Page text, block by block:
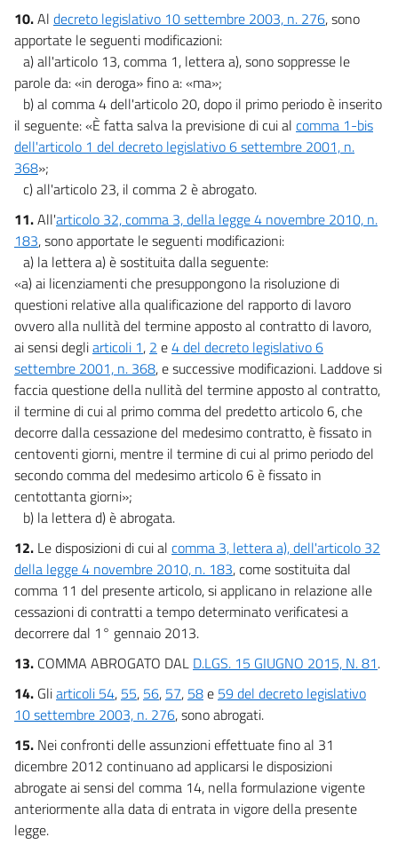
10.Al decreto legislativo 10 settembre 2003, n. 276, sono
apportate le seguenti modificazioni:
a) all'articolo 13, comma 1, lettera a), sono soppresse le
parole da: «in deroga» fino a: «ma»;
b) al comma 4 dell'articolo 20, dopo il primo periodo è inserito
il seguente: «È fatta salva la previsione di cui al comma 1-bis
dell'articolo 1 del decreto legislativo 6 settembre 2001, n.
368»;
c) all'articolo 23, il comma 2 è abrogato.
11.All'articolo 32, comma 3, della legge 4 novembre 2010, n.
183, sono apportate le seguenti modificazioni:
a) la lettera a) è sostituita dalla seguente:
«a) ai licenziamenti che presuppongono la risoluzione di
questioni relative alla qualificazione del rapporto di lavoro
ovvero alla nullità del termine apposto al contratto di lavoro,
ai sensi degliarticoli 1, 2 e4 del decreto legislativo 6
settembre 2001, n. 368, e successive modificazioni. Laddove si
faccia questione della nullità del termine apposto al contratto,
il termine di cui al primo comma del predetto articolo 6, che
decorre dalla cessazione del medesimo contratto, è fissato in
centoventi giorni, mentre il termine di cui al primo periodo del
secondo comma del medesimo articolo 6 è fissato in
centottanta giorni»;
b) la lettera d) è abrogata.
12. Le disposizioni di cui al comma 3, lettera a), dell'articolo 32
della legge 4 novembre 2010, n. 183, come sostituita dal
comma 11 del presente articolo, si applicano in relazione alle
cessazioni di contratti a tempo determinato verificatesi a
decorrere dal 1° gennaio 2013.
13. COMMA ABROGATO DAL D.LGS. 15 GIUGNO 2015, N. 81.
14. Gliarticoli 54, 55, 56, 57, 58e 59 del decreto legislativo
10 settembre 2003, n. 276, sono abrogati.
15. Nei confronti delle assunzioni effettuate fino al 31
dicembre 2012 continuano ad applicarsi le disposizioni
abrogate ai sensi del comma 14, nella formulazione vigente
anteriormente alla data di entrata in vigore della presente
legge.